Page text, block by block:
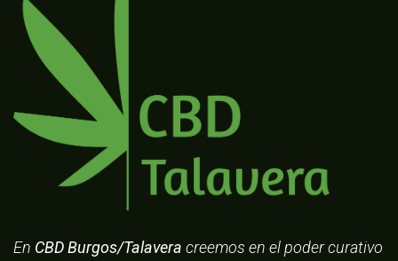
En CBD Burgos/Talavera creemos en el poder curativo